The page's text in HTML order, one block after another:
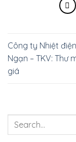
Công ty Nhiệt
Ngạn – TKV: Thư
giá